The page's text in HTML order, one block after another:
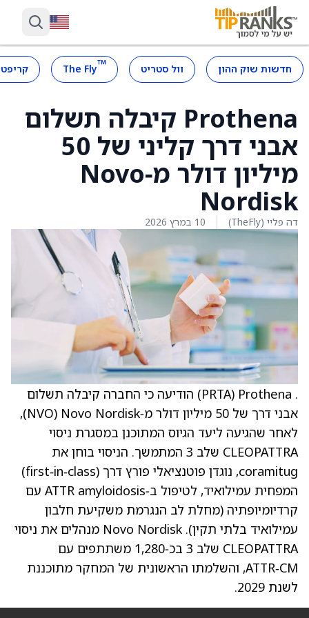
חדשות שוק ההון וול סטריט ™
The Fly
Prothena קיבלה תשלום
אבני דרך קליני של 50
מיליון דולר מ‑Novo
Nordisk
דה פליי (TheFly) 10 במרץ 2026
. Prothena ‏(PRTA) הודיעה כי החברה קיבלה תשלום
אבני דרך של 50 מיליון דולר מ‑Novo Nordisk ‏(NVO),
לאחר שהגיעה ליעד הגיוס המתוכנן במסגרת ניסוי
CLEOPATTRA שלב 3 המתמשך. הניסוי בוחן את
coramitug, נוגדן פוטנציאלי פורץ דרך (first‑in‑class)
המפחית עמילואיד, לטיפול ב‑ATTR amyloidosis עם
קרדיומיופתיה (מחלת לב הנגרמת משקיעת חלבון
עמילואיד בלתי תקין). Novo Nordisk מנהלים את ניסוי
CLEOPATTRA שלב 3 בכ‑1,280 משתתפים עם
ATTR‑CM, והשלמתו הראשונית של המחקר מתוכננת
לשנת 2029.